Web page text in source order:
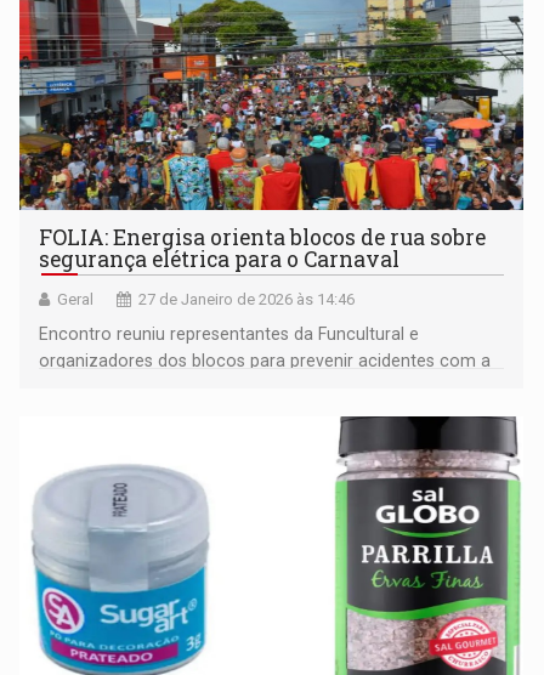
FOLIA: Energisa orienta blocos de rua sobre
segurança elétrica para o Carnaval
Geral 27 de Janeiro de 2026 às 14:46
Encontro reuniu representantes da Funcultural e
organizadores dos blocos para prevenir acidentes com a